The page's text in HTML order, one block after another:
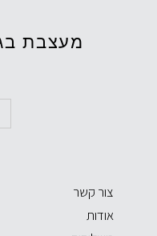
מעצבת
צור קשר
אודות